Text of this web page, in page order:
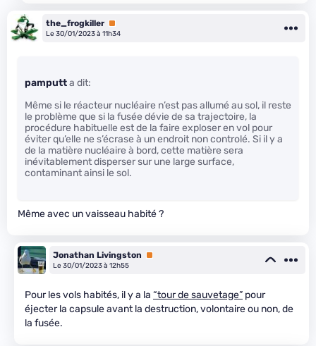
the_frogkiller Premium
Le 30/01/2023 à 11h34
pamputta dit:
Même si le réacteur nucléaire n’est pas allumé au sol, il reste
le problème que si la fusée dévie de sa trajectoire, la
procédure habituelle est de la faire exploser en vol pour
éviter qu’elle ne s’écrase à un endroit non controlé. Si il y a
de la matière nucléaire à bord, cette matière sera
inévitablement disperser sur une large surface,
contaminant ainsi le sol.
Même avec un vaisseau habité ?
Jonathan Livingston
Premium
Le 30/01/2023 à 12h55
Pour les vols habités, il y a la “tour de sauvetage” pour
éjecter la capsule avant la destruction, volontaire ou non, de
la fusée.